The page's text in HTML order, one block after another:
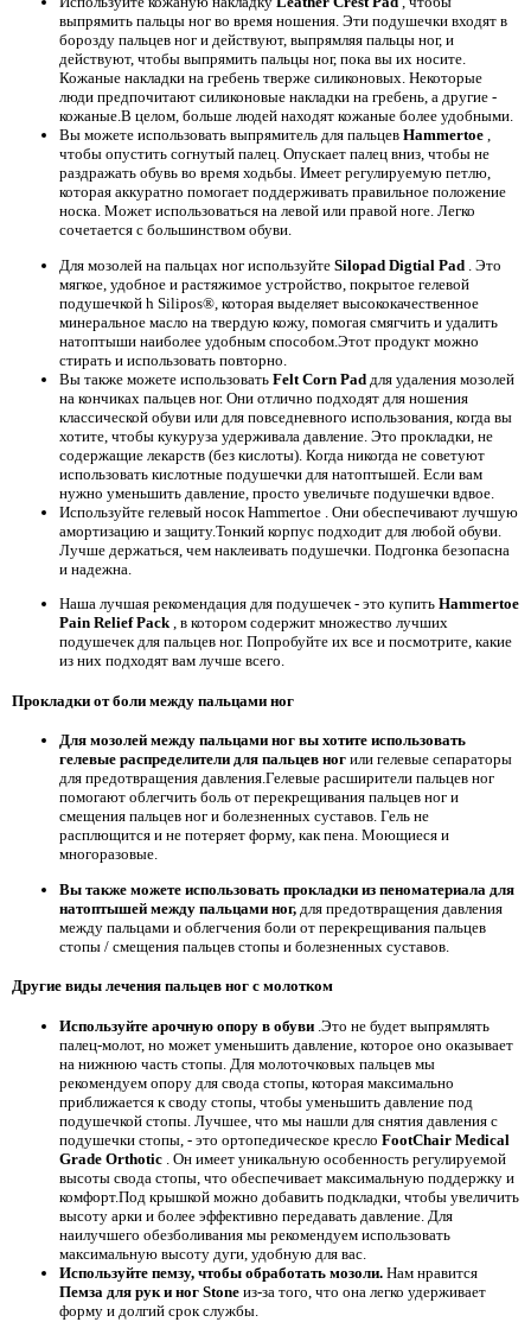
выпрямить пальцы ног во время ношения. Эти подушечки входят в
борозду пальцев ног и действуют, выпрямляя пальцы ног, и
действуют, чтобы выпрямить пальцы ног, пока вы их носите.
Кожаные накладки на гребень тверже силиконовых. Некоторые
люди предпочитают силиконовые накладки на гребень, а другие -
кожаные.В целом, больше людей находят кожаные более удобными.
Вы можете использовать выпрямитель для пальцев Hammertoe ,
чтобы опустить согнутый палец. Опускает палец вниз, чтобы не
раздражать обувь во время ходьбы. Имеет регулируемую петлю,
которая аккуратно помогает поддерживать правильное положение
носка. Может использоваться на левой или правой ноге. Легко
сочетается с большинством обуви.
Для мозолей на пальцах ног используйте Silopad Digtial Pad . Это
мягкое, удобное и растяжимое устройство, покрытое гелевой
подушечкой h Silipos®, которая выделяет высококачественное
минеральное масло на твердую кожу, помогая смягчить и удалить
натоптыши наиболее удобным способом.Этот продукт можно
стирать и использовать повторно.
Вы также можете использовать Felt Corn Pad для удаления мозолей
на кончиках пальцев ног. Они отлично подходят для ношения
классической обуви или для повседневного использования, когда вы
хотите, чтобы кукуруза удерживала давление. Это прокладки, не
содержащие лекарств (без кислоты). Когда никогда не советуют
использовать кислотные подушечки для натоптышей. Если вам
нужно уменьшить давление, просто увеличьте подушечки вдвое.
Используйте гелевый носок Hammertoe . Они обеспечивают лучшую
амортизацию и защиту.Тонкий корпус подходит для любой обуви.
Лучше держаться, чем наклеивать подушечки. Подгонка безопасна
и надежна.
Наша лучшая рекомендация для подушечек - это купить Hammertoe
Pain Relief Pack , в котором содержит множество лучших
подушечек для пальцев ног. Попробуйте их все и посмотрите, какие
из них подходят вам лучше всего.
Прокладки от боли между пальцами ног
Для мозолей между пальцами ног вы хотите использовать
гелевые распределители для пальцев ног или гелевые сепараторы
для предотвращения давления.Гелевые расширители пальцев ног
помогают облегчить боль от перекрещивания пальцев ног и
смещения пальцев ног и болезненных суставов. Гель не
расплющится и не потеряет форму, как пена. Моющиеся и
многоразовые.
Вы также можете использовать прокладки из пеноматериала для
натоптышей между пальцами ног, для предотвращения давления
между пальцами и облегчения боли от перекрещивания пальцев
стопы / смещения пальцев стопы и болезненных суставов.
Другие виды лечения пальцев ног с молотком
Используйте арочную опору в обуви .Это не будет выпрямлять
палец-молот, но может уменьшить давление, которое оно оказывает
на нижнюю часть стопы. Для молоточковых пальцев мы
рекомендуем опору для свода стопы, которая максимально
приближается к своду стопы, чтобы уменьшить давление под
подушечкой стопы. Лучшее, что мы нашли для снятия давления с
подушечки стопы, - это ортопедическое кресло FootChair Medical
Grade Orthotic . Он имеет уникальную особенность регулируемой
высоты свода стопы, что обеспечивает максимальную поддержку и
комфорт.Под крышкой можно добавить подкладки, чтобы увеличить
высоту арки и более эффективно передавать давление. Для
наилучшего обезболивания мы рекомендуем использовать
максимальную высоту дуги, удобную для вас.
Используйте пемзу, чтобы обработать мозоли. Нам нравится
Пемза для рук и ног Stone из-за того, что она легко удерживает
форму и долгий срок службы.